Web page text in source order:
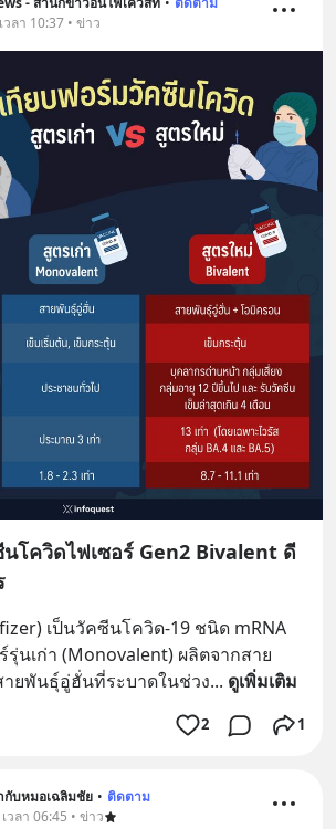
ลา 10:37 • ข่าว
โควิดไฟเซอร์ Gen2 Bivalent ดี
เป็นวัคซีนโควิด-19 ชนิด mRNA
นเก่า (Monovalent) ผลิตจากสาย
ยพันธุ์อู่ฮั่นที่ระบาดในช่วง... ดูเพิ่มเติม
2 1
กับหมอเฉลิมชัย • ติดตาม
วลา 06:45 • ข่าว